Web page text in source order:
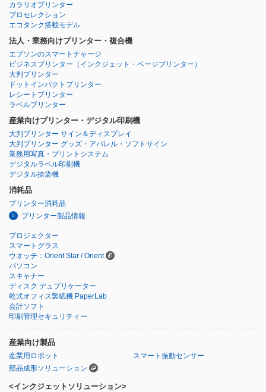
カラリオプリンター
プロセレクション
エコタンク搭載モデル
法人・業務向けプリンター・複合機
エプソンのスマートチャージ
ビジネスプリンター （インクジェット・ページプリンター）
大判プリンター
ドットインパクトプリンター
レシートプリンター
ラベルプリンター
産業向けプリンター・デジタル印刷機
大判プリンター サイン＆ディスプレイ
大判プリンター グッズ・アパレル・ソフトサイン
業務用写真・プリントシステム
デジタルラベル印刷機
デジタル捺染機
消耗品
プリンター消耗品
プリンター製品情報
プロジェクター
スマートグラス
ウオッチ：Orient Star / Orient
パソコン
スキャナー
ディスク デュプリケーター
乾式オフィス製紙機 PaperLab
会計ソフト
印刷管理セキュリティー
産業向け製品
産業用ロボット
スマート振動センサー
部品成形ソリューション
<インクジェットソリューション>